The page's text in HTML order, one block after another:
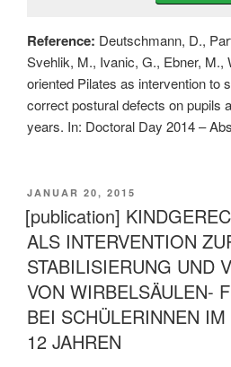
Reference: Deutschmann, D.,
Svehlik, M., Ivanic, G., Ebner, M.,
oriented Pilates as intervention to
correct postural defects on pupils
years. In: Doctoral Day 2014 –
VERÖFFENTLICHT
AM
JANUAR 20, 2015
[publication]
ALS INTERVENTION
STABILISIERUNG UND
VON WIRBELSÄULEN-
BEI SCHÜLERINNEN
12 JAHREN